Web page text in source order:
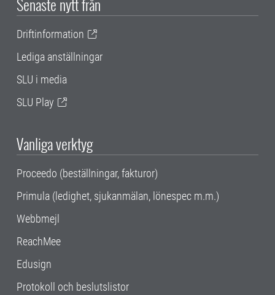
Driftinformation
Lediga anställningar
SLU i media
SLU Play
Vanliga verktyg
Proceedo (beställningar, fakturor)
Primula (ledighet, sjukanmälan, lönespec m.m.)
Webbmejl
ReachMee
Edusign
Protokoll och beslutslistor